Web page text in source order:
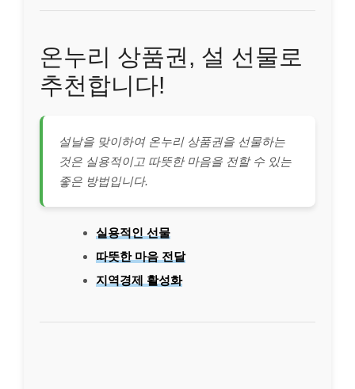
온누리 상품권, 설 선물로
추천합니다!
설날을 맞이하여 온누리 상품권을 선물하는
것은 실용적이고 따뜻한 마음을 전할 수 있는
좋은 방법입니다.
실용적인 선물
따뜻한 마음 전달
지역경제 활성화